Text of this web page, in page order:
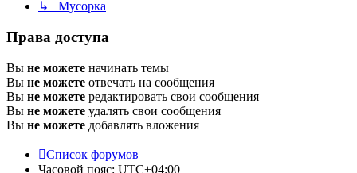
↳ Мусорка
Права доступа
Вы не можете начинать темы
Вы не можете отвечать на сообщения
Вы не можете редактировать свои сообщения
Вы не можете удалять свои сообщения
Вы не можете добавлять вложения
Список форумов
Часовой пояс: UTC+04:00